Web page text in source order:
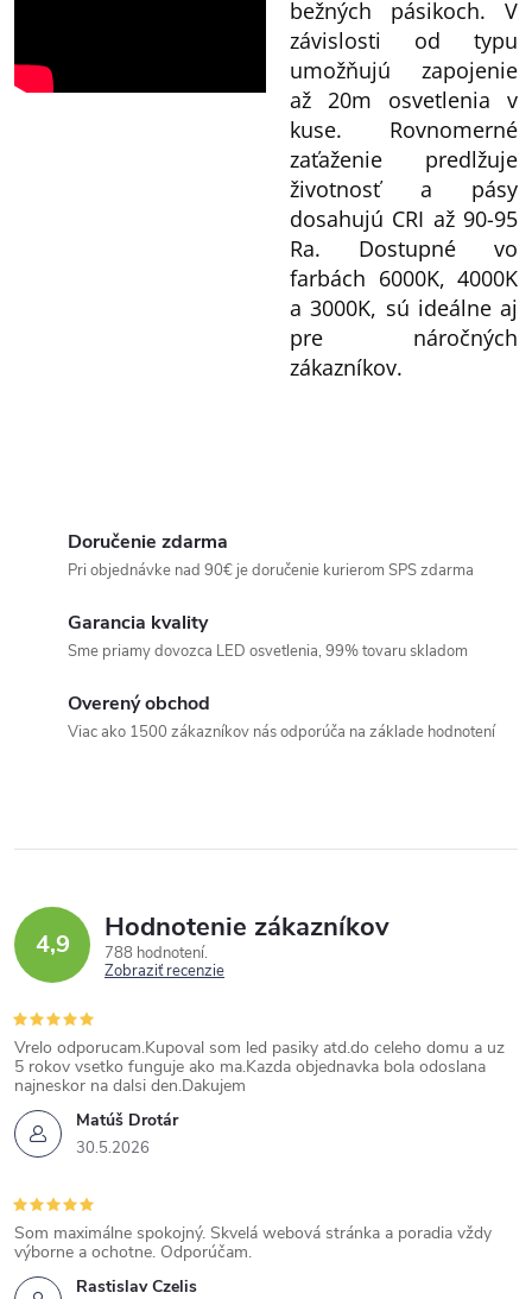
ý
p
bežných pásikoch. V
závislosti od typu
umožňujú zapojenie
až 20m osvetlenia v
kuse. Rovnomerné
zaťaženie predlžuje
životnosť a pásy
dosahujú CRI až 90-95
Ra. Dostupné vo
farbách 6000K, 4000K
a 3000K, sú ideálne aj
pre náročných
zákazníkov.
Doručenie zdarma
Pri objednávke nad 90€ je doručenie kurierom SPS zdarma
Garancia kvality
Sme priamy dovozca LED osvetlenia, 99% tovaru skladom
Overený obchod
Viac ako 1500 zákazníkov nás odporúča na základe hodnotení
4,9 Hodnotenie zákazníkov
788 hodnotení
Zobraziť recenzie
Matúš Drotár
30.5.2026
Vrelo odporucam.Kupoval som led pasiky atd.do celeho domu a uz
5 rokov vsetko funguje ako ma.Kazda objednavka bola odoslana
najneskor na dalsi den.Dakujem
Rastislav Czelis
Som maximálne spokojný. Skvelá webová stránka a poradia vždy
výborne a ochotne. Odporúčam.